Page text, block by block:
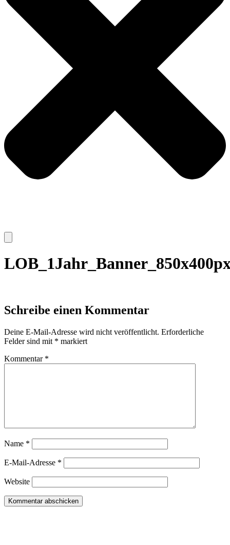
Schreibe einen Kommentar
Deine E-Mail-Adresse wird nicht veröffentlicht. Erforderliche
Felder sind mit * markiert
Kommentar *
Name *
E-Mail-Adresse *
Website